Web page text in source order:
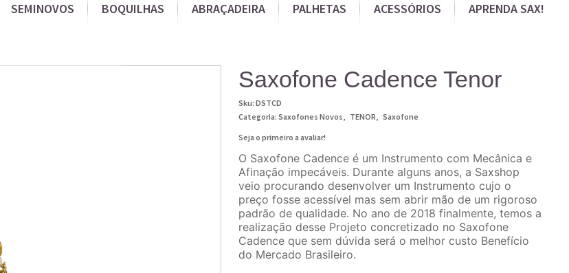
SEMINOVOS BOQUILHAS ABRAÇADEIRA PALHETAS ACESSÓRIOS APRENDA SAX!
Saxofone Cadence Tenor
Sku:DSTCD
Categoria: Saxofones Novos TENOR
Saxofone
Seja o primeiro a avaliar!
O Saxofone Cadence é um Instrumento com Mecânica e
Afinação impecáveis. Durante alguns anos, a Saxshop
veio procurando desenvolver um Instrumento cujo o
preço fosse acessível mas sem abrir mão de um rigoroso
padrão de qualidade. No ano de 2018 finalmente, temos a
realização desse Projeto concretizado no Saxofone
Cadence que sem dúvida será o melhor custo Benefício
do Mercado Brasileiro.